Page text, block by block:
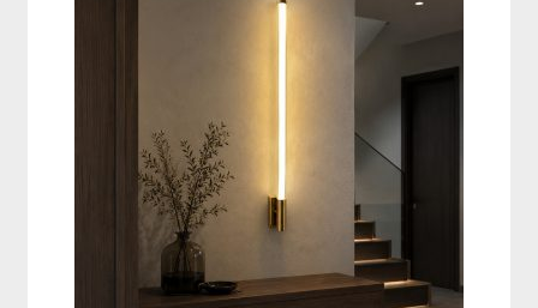
Оформление заказа